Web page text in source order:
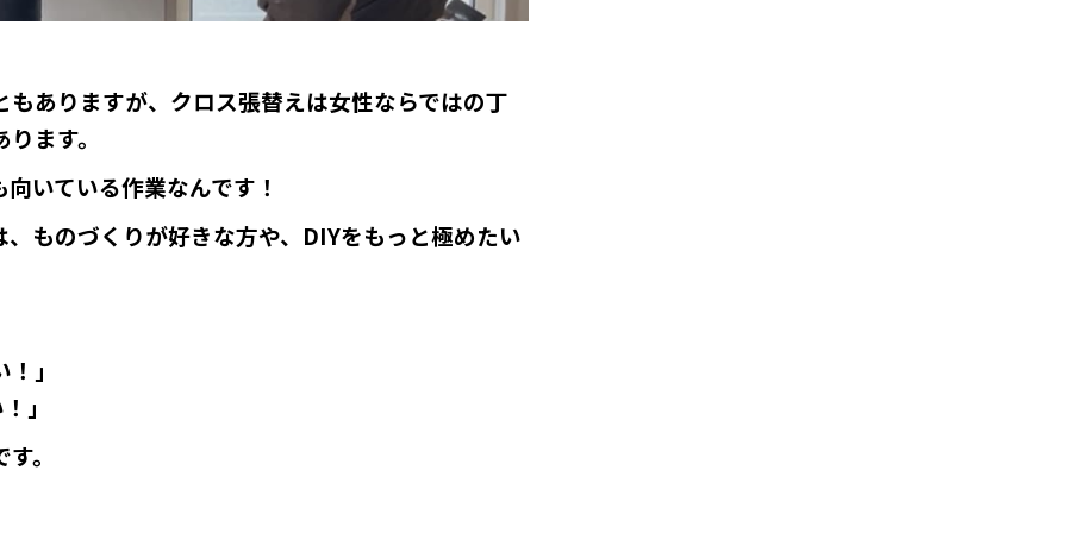
ありますが、クロス張替えは女性ならではの丁
ます。
いている作業なんです！
ものづくりが好きな方や、DIYをもっと極めたい
」
」
。